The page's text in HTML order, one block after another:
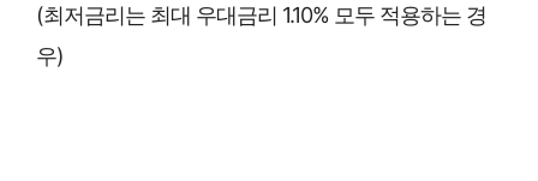
(최저금리는 최대 우대금리 1.10% 모두 적용하는 경
우)